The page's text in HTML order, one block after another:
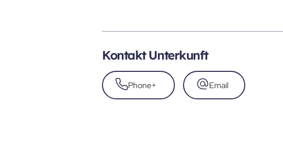
Kontakt Unterkunft
Phone+ Email